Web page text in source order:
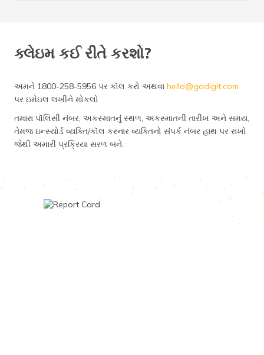
ક્લેઇમ કઈ રીતે કરશો?
અમને 1800-258-5956 પર કૉલ કરો અથવા hello@godigit.com
પર ઇમેઇલ લખીને મોકલો
તમારા પૉલિસી નંબર, અકસ્માતનું સ્થળ, અકસ્માતની તારીખ અને સમય,
તેમજ ઇન્સ્યોર્ડ વ્યક્તિ/કૉલ કરનાર વ્યક્તિનો સંપર્ક નંબર હાથ પર રાખો
જેથી અમારી પ્રક્રિયા સરળ બને.